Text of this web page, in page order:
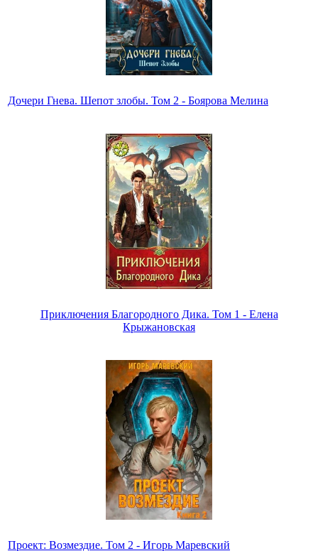
Дочери Гнева. Шепот злобы. Том 2 - Боярова Мелина
Приключения Благородного Дика. Том 1 - Елена
Крыжановская
Проект: Возмездие. Том 2 - Игорь Маревский